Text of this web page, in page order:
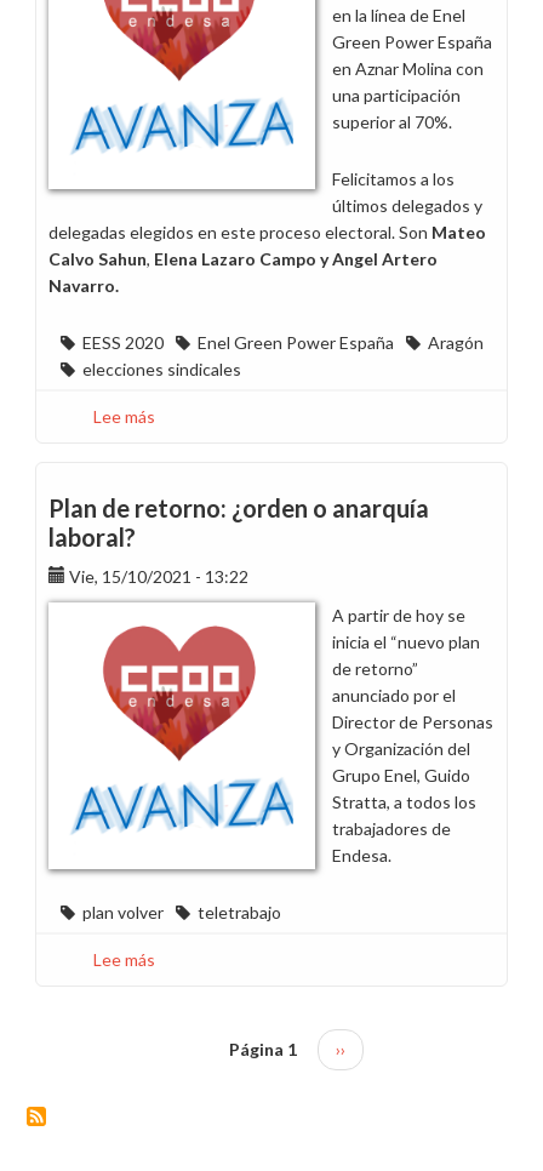
en la línea de Enel
Green Power España
en Aznar Molina con
una participación
superior al 70%.
Felicitamos a los
últimos delegados y
delegadas elegidos en este proceso electoral. Son Mateo
Calvo Sahun, Elena Lazaro Campo y Angel Artero
Navarro.
EESS 2020 Enel Green Power España
Aragón
elecciones sindicales
Lee más
de
CCOO
las
elecciones
sindicales
Aragón,
esta
vez
Enel
Green
España
Plan de retorno: ¿orden o anarquía
laboral?
Vie, 15/10/2021 - 13:22
A partir de hoy se
inicia el “nuevo plan
de retorno”
anunciado por el
Director de Personas
y Organización del
Grupo Enel, Guido
Stratta, a todos los
trabajadores de
Endesa.
plan volver teletrabajo
Lee más
Página 1
Siguiente
página
››